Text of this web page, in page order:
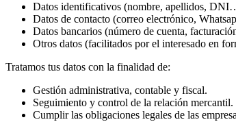
Datos identificativos (nombre, apellidos,
Datos de contacto (correo electrónico,
Datos bancarios (número de cuenta,
Otros datos (facilitados por el interesado en
Tratamos tus datos con la finalidad de:
Gestión administrativa, contable y fiscal.
Seguimiento y control de la relación mercantil.
Cumplir las obligaciones legales de las